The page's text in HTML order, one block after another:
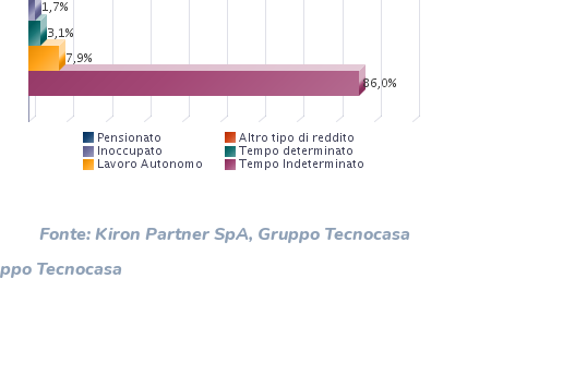
Fonte: Kiron Partner SpA, Gruppo Tecnocasa
Tecnocasa